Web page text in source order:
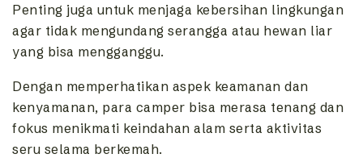
Penting juga untuk menjaga kebersihan lingkungan
agar tidak mengundang serangga atau hewan liar
yang bisa mengganggu.
Dengan memperhatikan aspek keamanan dan
kenyamanan, para camper bisa merasa tenang dan
fokus menikmati keindahan alam serta aktivitas
seru selama berkemah.